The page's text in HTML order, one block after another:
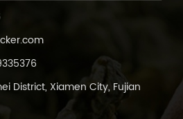
District, Xiamen City, Fujian